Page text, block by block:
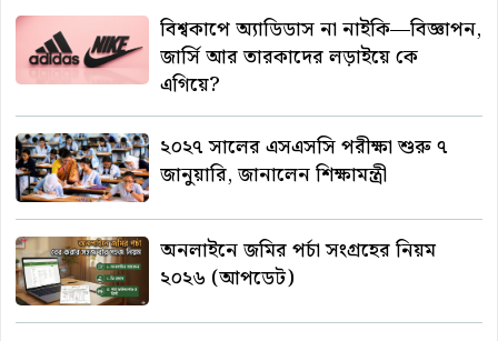
বিশ্বকাপে অ্যাডিডাস না নাইকি—বিজ্ঞাপন,
জার্সি আর তারকাদের লড়াইয়ে কে
এগিয়ে?
২০২৭ সালের এসএসসি পরীক্ষা শুরু ৭
জানুয়ারি, জানালেন শিক্ষামন্ত্রী
অনলাইনে জমির পর্চা সংগ্রহের নিয়ম
২০২৬ (আপডেট)